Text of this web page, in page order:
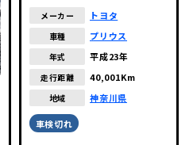
メーカー トヨタ
車種 プリウス
年式 平成23年
走行距離 40,001Km
地域 神奈川県
車検切れ